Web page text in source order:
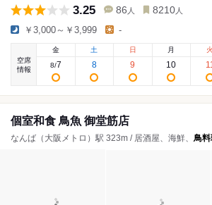
3.25 86 人 8210 人
￥3,000～￥3,999 -
空席
情報
金
8/7
土
8
日
9
月
10
火
個室和食 鳥魚 御堂筋店
なんば（大阪メトロ）駅 323m / 居酒屋、海鮮、 鳥